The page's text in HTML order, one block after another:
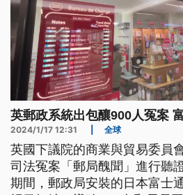
英郵政系統出包釀900人冤案
2024/1/17 12:31 全球
英國下議院的商業與貿易委員
司法冤案「郵局醜聞」進行聽
期間，郵政局安裝的日本富士